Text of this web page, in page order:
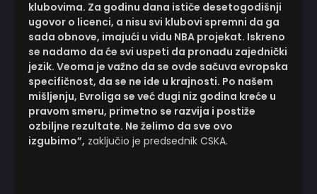
klubovima. Za godinu dana ističe desetogodišnji
ugovor o licenci, a nisu svi klubovi spremni da ga
sada obnove, imajući u vidu NBA projekat. Iskreno
se nadamo da će svi uspeti da pronađu zajednički
jezik. Veoma je važno da se ovde sačuva evropska
specifičnost, da se ne ide u krajnosti. Po našem
mišljenju, Evroliga se već dugi niz godina kreće u
pravom smeru, primetno se razvija i postiže
ozbiljne rezultate. Ne želimo da sve ovo
izgubimo”, zaključio je predsednik CSKA.